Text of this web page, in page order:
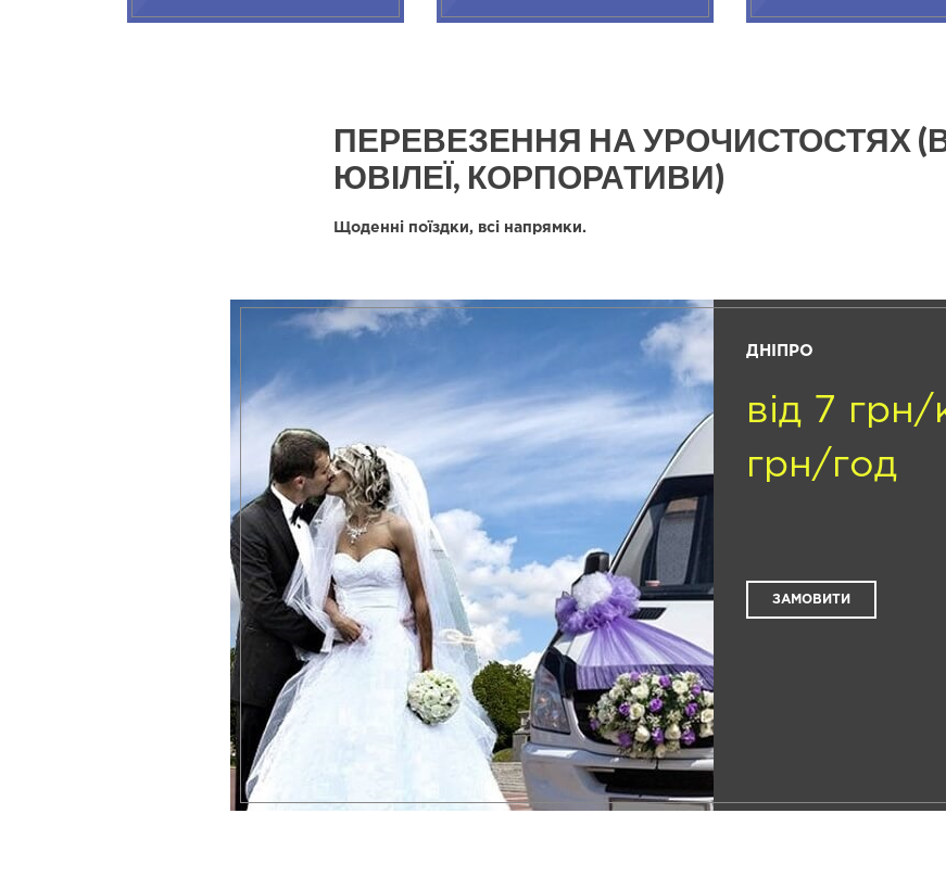
ПЕРЕВЕЗЕННЯ НА УРОЧИСТОСТЯХ
ЮВІЛЕЇ, КОРПОРАТИВИ)
Щоденні поїздки, всі напрямки.
ДНІПРО
від 7
грн/год
ЗАМОВИТИ